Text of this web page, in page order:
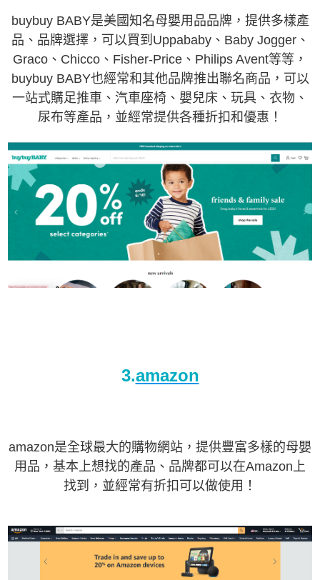
buybuy BABY是美國知名母嬰用品品牌，提供多樣產
品、品牌選擇，可以買到Uppababy、Baby Jogger、
Graco、Chicco、Fisher-Price、Philips Avent等等，
buybuy BABY也經常和其他品牌推出聯名商品，可以
一站式購足推車、汽車座椅、嬰兒床、玩具、衣物、
尿布等產品，並經常提供各種折扣和優惠！
3.amazon
amazon是全球最大的購物網站，提供豐富多樣的母嬰
用品，基本上想找的產品、品牌都可以在Amazon上
找到，並經常有折扣可以做使用！